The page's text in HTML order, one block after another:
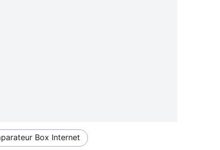
Box Internet